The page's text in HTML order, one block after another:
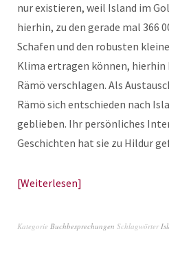
nur existieren, weil Island im
hierhin, zu den gerade mal 366
Schafen und den robusten
Klima ertragen können, hierhin
Rämö verschlagen. Als
Rämö sich entschieden nach
geblieben. Ihr persönliches
Geschichten hat sie zu Hildur
Weiterlesen
Kategorie Buchbesprechungen Schlagwörter